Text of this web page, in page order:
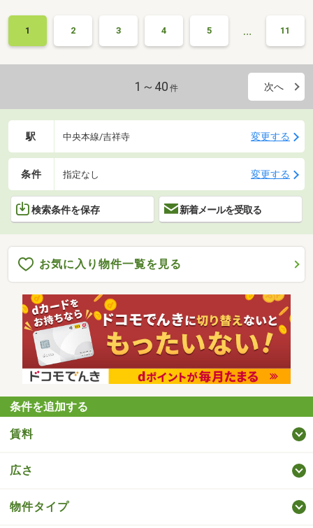
1 2 3 4 5 … 11
1～40 件 次へ
駅 中央本線/吉祥寺 変更する
条件 指定なし 変更する
検索条件を保存 新着メールを受取る
お気に入り物件一覧を見る
条件を追加する
賃料
広さ
物件タイプ